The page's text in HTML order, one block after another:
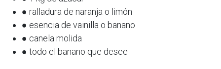
● ralladura de naranja o limón
● esencia de vainilla o banano
● canela molida
● todo el banano que desee